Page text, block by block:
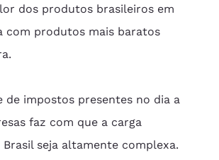
dos produtos brasileiros em
com produtos mais baratos
de impostos presentes no dia a
faz com que a carga
seja altamente complexa.